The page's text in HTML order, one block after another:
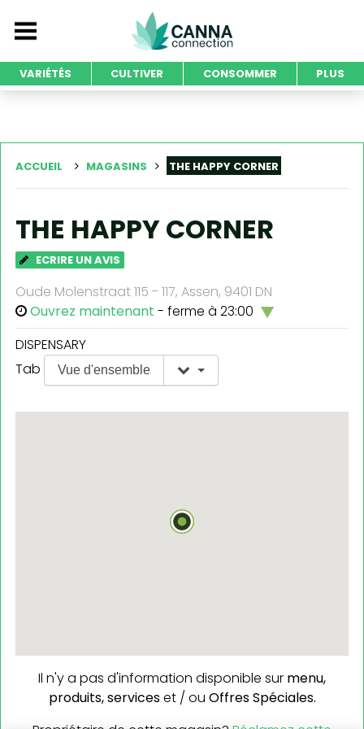
VARIÉTÉS CULTIVER CONSOMMER PLUS
ACCUEIL MAGASINS THE HAPPY CORNER
THE HAPPY CORNER
ECRIRE UN AVIS
Oude Molenstraat 115 - 117, Assen, 9401 DN
Ouvrez maintenant - ferme à 23:00
DISPENSARY
Tab
Vue d'ensemble
Il n'y a pas d'information disponible sur menu,
produits,serviceset / ou Offres Spéciales.